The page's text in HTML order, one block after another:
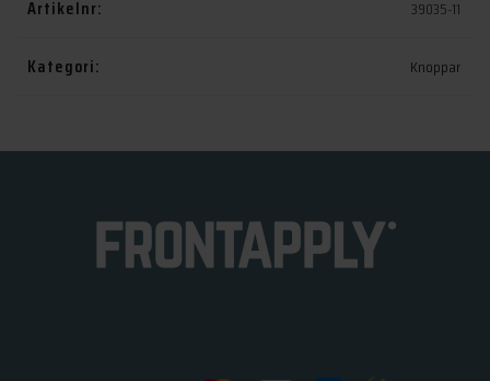
Artikelnr: 39035-11
Kategori: Knoppar